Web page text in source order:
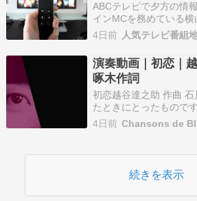
ABCテレビで夕方の情
インMCを務めている横
2026年8月31日（月）
ルすることになり、8
卒業（事実上降板）す
りにこの春までおはよ
務…
4日前 人気テレビ番組
演奏動画｜初恋｜
啄木作詞
初恋越谷達之助 作曲
たときにとったもので
ないです！ 右手突き指
youtu.be あかるいけど
に歌ってるなと思いま
4日前 Chansons de
続きを表示